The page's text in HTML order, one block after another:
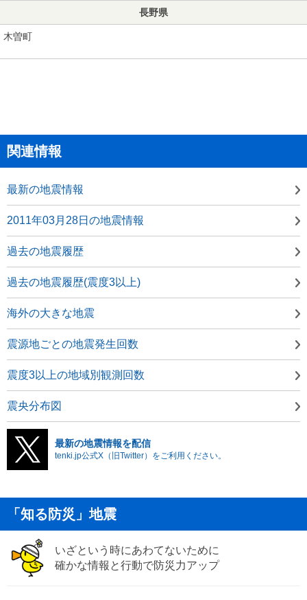
長野県
木曽町
関連情報
最新の地震情報
2011年03月28日の地震情報
過去の地震履歴
過去の地震履歴(震度3以上)
海外の大きな地震
震源地ごとの地震発生回数
震度3以上の地域別観測回数
震央分布図
最新の地震情報を配信
tenki.jp公式X（旧Twitter）をご利用ください。
「知る防災」地震
いざという時にあわてないために
確かな情報と行動で防災力アップ